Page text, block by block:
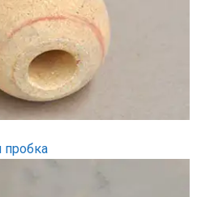
пробка